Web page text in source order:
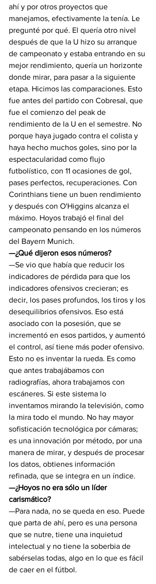
ahí y por otros proyectos que
manejamos, efectivamente la tenía. Le
pregunté por qué. El quería otro nivel
después de que la U hizo su arranque
de campeonato y estaba entrando en su
mejor rendimiento, quería un horizonte
donde mirar, para pasar a la siguiente
etapa. Hicimos las comparaciones. Esto
fue antes del partido con Cobresal, que
fue el comienzo del peak de
rendimiento de la U en el semestre. No
porque haya jugado contra el colista y
haya hecho muchos goles, sino por la
espectacularidad como flujo
futbolístico, con 11 ocasiones de gol,
pases perfectos, recuperaciones. Con
Corinthians tiene un buen rendimiento
y después con O'Higgins alcanza el
máximo. Hoyos trabajó el final del
campeonato pensando en los números
del Bayern Munich.
—¿Qué dijeron esos números?
—Se vio que había que reducir los
indicadores de pérdida para que los
indicadores ofensivos crecieran; es
decir, los pases profundos, los tiros y los
desequilibrios ofensivos. Eso está
asociado con la posesión, que se
incrementó en esos partidos, y aumentó
el control, así tiene más poder ofensivo.
Esto no es inventar la rueda. Es como
que antes trabajábamos con
radiografías, ahora trabajamos con
escáneres. Si este sistema lo
inventamos mirando la televisión, como
la mira todo el mundo. No hay mayor
sofisticación tecnológica por cámaras;
es una innovación por método, por una
manera de mirar, y después de procesar
los datos, obtienes información
refinada, que se integra en un índice.
—¿Hoyos no era sólo un líder
carismático?
—Para nada, no se queda en eso. Puede
que parta de ahí, pero es una persona
que se nutre, tiene una inquietud
intelectual y no tiene la soberbia de
sabérselas todas, algo en lo que es fácil
de caer en el fútbol.